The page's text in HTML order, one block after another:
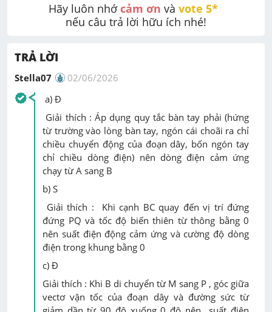
Hãy luôn nhớ cảm ơn và vote 5*
nếu câu trả lời hữu ích nhé!
TRẢ LỜI
Stella07
02/06/2026
a) Đ
Giải thích : Áp dụng quy tắc bàn tay phải (hứng
từ trường vào lòng bàn tay, ngón cái choãi ra chỉ
chiều chuyển động của đoạn dây, bốn ngón tay
chỉ chiều dòng điện) nên dòng điện cảm ứng
chạy từ A sang B
b) S
Giải thích : Khi cạnh BCquay đến vị trí đứng
đứng PQ và tốc độ biến thiên từ thông bằng 0
nên suất điện động cảm ứng và cường độ dòng
điện trong khung bằng 0
c) Đ
Giải thích : Khi B di chuyển từ M sang P , góc giữa
vectơ vận tốc của đoạn dây và đường sức từ